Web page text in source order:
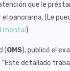
que le
panorama. (Le
mental )
(OMS), publicó el
detallado